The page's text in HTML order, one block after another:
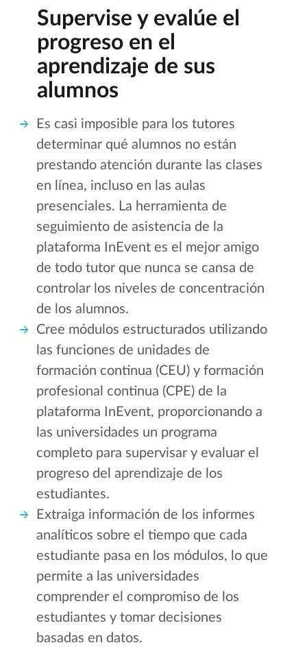
Supervise y evalúe el
progreso en el
aprendizaje de sus
alumnos
Es casi imposible para los tutores
determinar qué alumnos no están
prestando atención durante las clases
en línea, incluso en las aulas
presenciales. La herramienta de
seguimiento de asistencia de la
plataforma InEvent es el mejor amigo
de todo tutor que nunca se cansa de
controlar los niveles de concentración
de los alumnos.
Cree módulos estructurados utilizando
las funciones de unidades de
formación continua (CEU) y formación
profesional continua (CPE) de la
plataforma InEvent, proporcionando a
las universidades un programa
completo para supervisar y evaluar el
progreso del aprendizaje de los
estudiantes.
Extraiga información de los informes
analíticos sobre el tiempo que cada
estudiante pasa en los módulos, lo que
permite a las universidades
comprender el compromiso de los
estudiantes y tomar decisiones
basadas en datos.